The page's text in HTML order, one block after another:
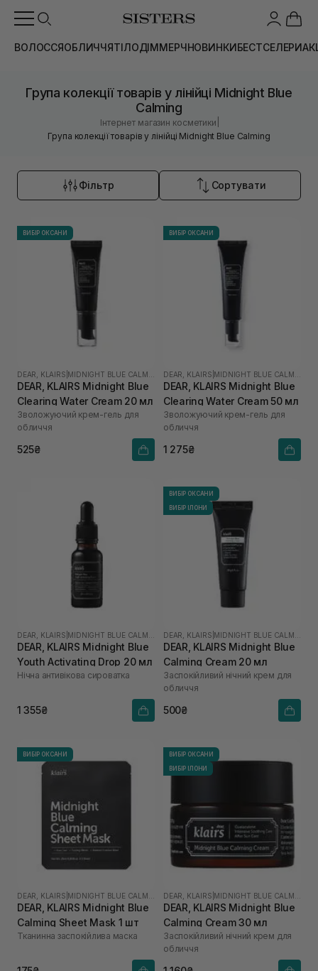
ВОЛОССЯОБЛИЧЧЯТІЛОДІММЕРЧНОВИНКИБЕСТСЕЛЕРИ
Група колекції товарів у лінійці Midnight Blue
Calming
Інтернет магазин косметики
Група колекції товарів у лінійці Midnight Blue Calming
Фільтр Сортувати
ВИБІР ОКСАНИ
DEAR, KLAIRS
DEAR, KLAIRS Midnight Blue
Clearing Water Cream 20 мл
Зволожуючий крем-гель для
обличчя
525₴
ВИБІР ОКСАНИ
DEAR, KLAIRS
DEAR, KLAIRS Midnight Blue
Clearing Water Cream 50 мл
Зволожуючий крем-гель для
обличчя
1 275₴
DEAR, KLAIRS
DEAR, KLAIRS Midnight Blue
Youth Activating Drop 20 мл
Нічна антивікова сироватка
1 355₴
ВИБІР ОКСАНИ
ВИБІР ІЛОНИ
DEAR, KLAIRS
DEAR, KLAIRS Midnight Blue
Calming Cream 20 мл
Заспокійливий нічний крем для
обличчя
500₴
ВИБІР ОКСАНИ
DEAR, KLAIRS
DEAR, KLAIRS Midnight Blue
Calming Sheet Mask 1 шт
Тканинна заспокійлива маска
ВИБІР ОКСАНИ
ВИБІР ІЛОНИ
DEAR, KLAIRS
DEAR, KLAIRS Midnight Blue
Calming Cream 30 мл
Заспокійливий нічний крем для
обличчя